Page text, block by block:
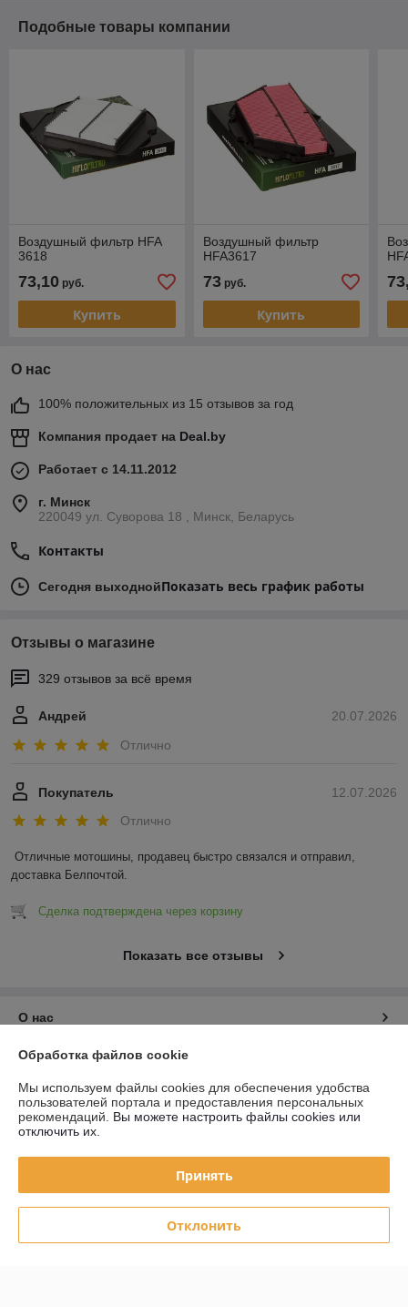
Подобные товары компании
Воздушный фильтр HFA
3618
73,10 руб.
Купить
Воздушный фильтр
HFA3617
73руб.
Купить
О нас
100% положительных из 15 отзывов за год
Компания продает на Deal.by
Работает с 14.11.2012
г. Минск
220049 ул. Суворова 18 , Минск, Беларусь
Контакты
Сегодня выходнойПоказать весь график работы
Отзывы о магазине
329 отзывов за всё время
20.07.2026
Андрей
Отлично
12.07.2026
Покупатель
Отлично
Отличные мотошины, продавец быстро связался и отправил,
доставка Белпочтой.
Сделка подтверждена через корзину
Показать все отзывы
О нас
Контакты
Доставка и оплата
Полная версия сайта
Политика обработки cookies
Обработка файлов cookie
Мы используем файлы cookies для обеспечения удобства
пользователей портала и предоставления персональных
рекомендаций. Вы можете настроить файлы cookies или
отключить их.
Принять
Отклонить